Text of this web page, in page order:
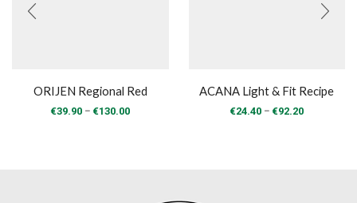
ORIJEN Regional Red
€39.90 – €130.00Price
ACANA Light & Fit Recipe
€24.40 – €92.20Price